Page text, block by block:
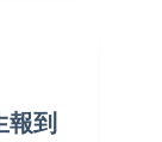
報到